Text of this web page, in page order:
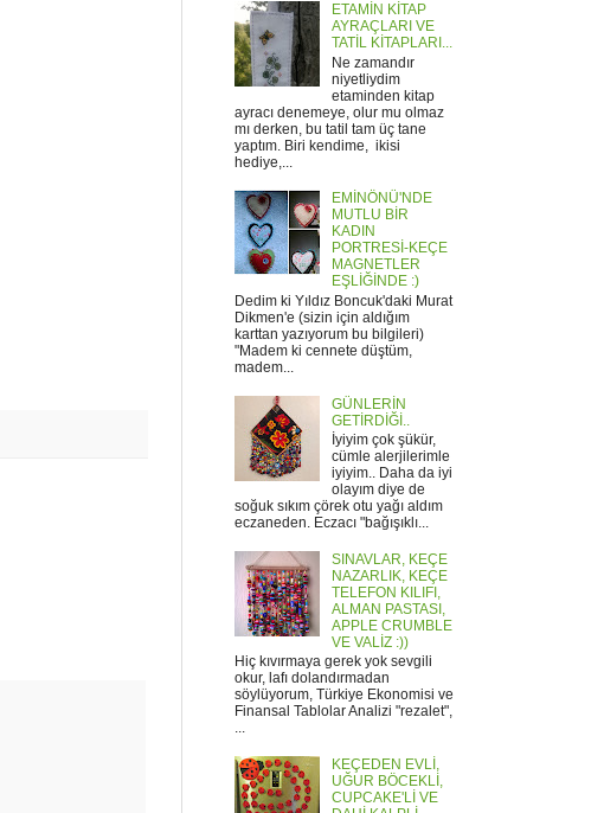
ETAMİN KİTAP
AYRAÇLARI VE
TATİL KİTAPLARI...
Ne zamandır
niyetliydim
etaminden kitap
ayracı denemeye, olur mu olmaz
mı derken, bu tatil tam üç tane
yaptım. Biri kendime, ikisi
hediye,...
EMİNÖNÜ'NDE
MUTLU BİR
KADIN
PORTRESİ-KEÇE
MAGNETLER
EŞLİĞİNDE :)
Dedim ki Yıldız Boncuk'daki Murat
Dikmen'e (sizin için aldığım
karttan yazıyorum bu bilgileri)
"Madem ki cennete düştüm,
madem...
GÜNLERİN
GETİRDİĞİ..
İyiyim çok şükür,
cümle alerjilerimle
iyiyim.. Daha da iyi
olayım diye de
soğuk sıkım çörek otu yağı aldım
eczaneden. Eczacı "bağışıklı...
SINAVLAR, KEÇE
NAZARLIK, KEÇE
TELEFON KILIFI,
ALMAN PASTASI,
APPLE CRUMBLE
VE VALİZ :))
Hiç kıvırmaya gerek yok sevgili
okur, lafı dolandırmadan
söylüyorum, Türkiye Ekonomisi ve
Finansal Tablolar Analizi "rezalet",
...
KEÇEDEN EVLİ,
UĞUR BÖCEKLİ,
CUPCAKE'Lİ VE